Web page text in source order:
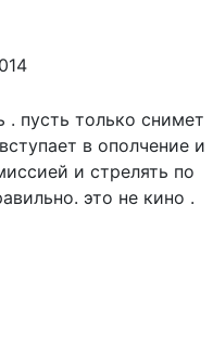
пусть только снимет
в ополчение и
и стрелять по
это не кино .